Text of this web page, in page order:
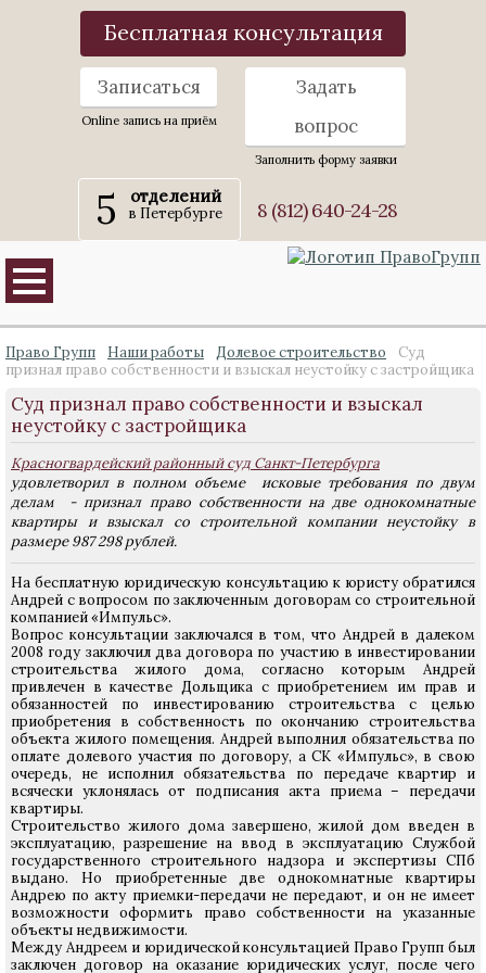
Бесплатная консультация
Записаться
Online запись на приём
Задать
вопрос
Заполнить форму заявки
5 отделений
в Петербурге 8 (812) 640-24-28
Право Групп Наши работы Долевое строительство
Суд
признал право собственности и взыскал неустойку с застройщика
Суд признал право собственности и взыскал
неустойку с застройщика
Красногвардейский районный суд Санкт-Петербурга
удовлетворил в полном объеме исковые требования по двум
делам - признал право собственности на две однокомнатные
квартиры и взыскал со строительной компании неустойку в
размере 987 298 рублей.
На бесплатную юридическую консультацию к юристу обратился
Андрей с вопросом по заключенным договорам со строительной
компанией «Импульс».
Вопрос консультации заключался в том, что Андрей в далеком
2008 году заключил два договора по участию в инвестировании
строительства жилого дома, согласно которым Андрей
привлечен в качестве Дольщика с приобретением им прав и
обязанностей по инвестированию строительства с целью
приобретения в собственность по окончанию строительства
объекта жилого помещения. Андрей выполнил обязательства по
оплате долевого участия по договору, а СК «Импульс», в свою
очередь, не исполнил обязательства по передаче квартир и
всячески уклонялась от подписания акта приема – передачи
квартиры.
Строительство жилого дома завершено, жилой дом введен в
эксплуатацию, разрешение на ввод в эксплуатацию Службой
государственного строительного надзора и экспертизы СПб
выдано. Но приобретенные две однокомнатные квартиры
Андрею по акту приемки-передачи не передают, и он не имеет
возможности оформить право собственности на указанные
объекты недвижимости.
Между Андреем и юридической консультацией Право Групп был
заключен договор на оказание юридических услуг, после чего